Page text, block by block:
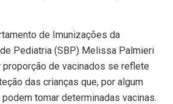
de Imunizações da
Pediatria (SBP) Melissa Palmieri
proporção de vacinados se reflete
das crianças que, por algum
tomar determinadas vacinas.